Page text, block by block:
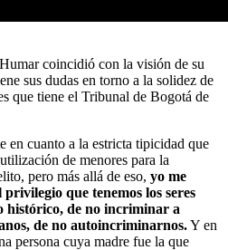
coincidió con la visión de su
sus dudas en torno a la solidez de
que tiene el Tribunal de Bogotá de
en cuanto a la estricta tipicidad que
de menores para la
pero más allá de eso, yo me
que tenemos los seres
histórico, de no incriminar a
de no autoincriminarnos.Y en
persona cuya madre fue la que